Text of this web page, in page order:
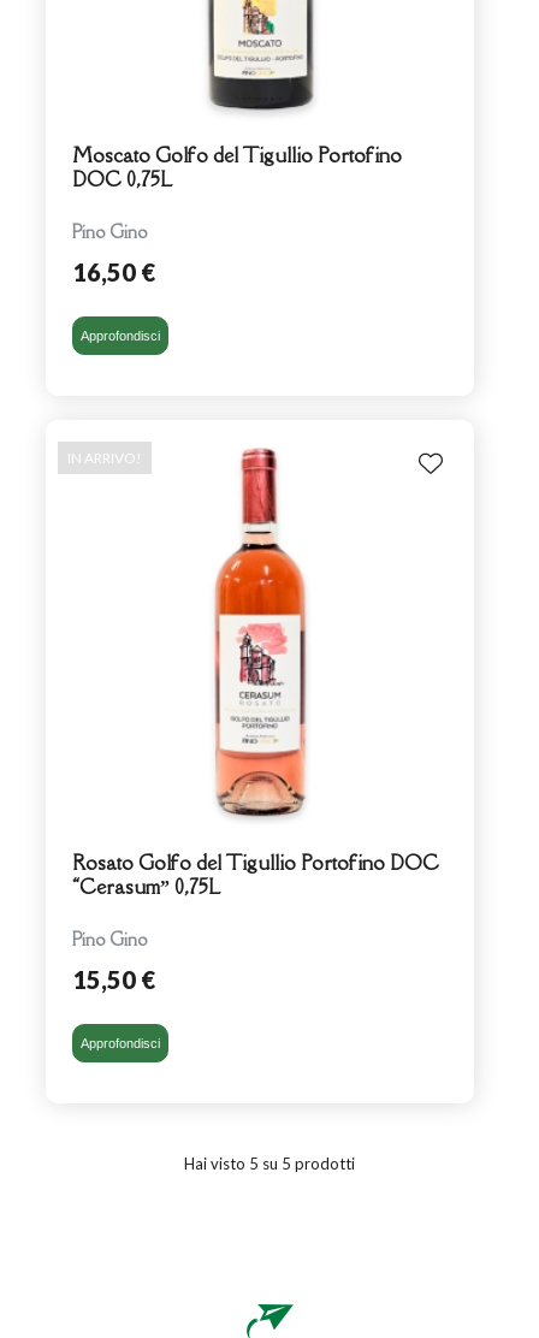
Moscato Golfo del Tigullio Portofino
DOC 0,75L
Pino Gino
16,50 €
Approfondisci
Rosato Golfo del Tigullio Portofino DOC
“Cerasum” 0,75L
Pino Gino
15,50 €
Approfondisci
IN ARRIVO!
Hai visto 5 su 5 prodotti